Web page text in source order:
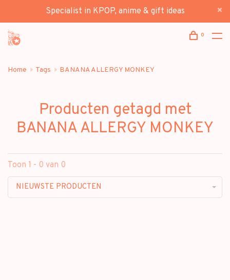
Specialist in KPOP, anime & gift ideas
0
Home Tags BANANA ALLERGY MONKEY
Producten getagd met
BANANA ALLERGY MONKEY
Toon 1 - 0 van 0
NIEUWSTE PRODUCTEN